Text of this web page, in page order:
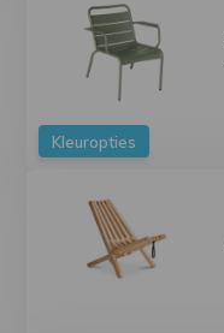
Kleuropties